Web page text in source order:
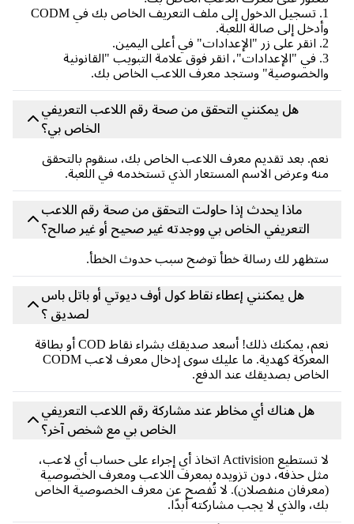
1. تسجيل الدخول إلى ملف التعريف الخاص بك في CODM
إلى صالة اللعبة.
3. في "الإعدادات"، انقر فوق علامة التبويب "القانونية
وستجد معرف اللاعب الخاص بك.
هل يمكنني التحقق من صحة رقم اللاعب التعريفي
الخاص بي؟
بعد تقديم معرف اللاعب الخاص بك، سنقوم بالتحقق
وعرض الاسم المستعار الذي تستخدمه في اللعبة.
ماذا يحدث إذا حاولت التحقق من صحة رقم اللاعب
التعريفي الخاص بي ووجدته غير صحيح أو غير صالح؟
لك رسالة خطأ توضح سبب حدوث الخطأ.
هل يمكنني إعطاء نقاط كول أوف ديوتي أو باتل باس
لصديق ؟
نعم، يمكنك ذلك! أسعد صديقك بشراء نقاط COD أو بطاقة
المعركة كهدية. ما عليك سوى إدخال معرف لاعب CODM
بصديقك عند الدفع.
هل هناك أي مخاطر عند مشاركة رقم اللاعب التعريفي
الخاص بي مع شخص آخر؟
لا تستطيع Activision اتخاذ أي إجراء على حساب أي لاعب،
حذفه، دون تزويده بمعرف اللاعب ومعرف الخصوصية
منفصلان). لا تُفصح عن معرف الخصوصية الخاص
والذي لا يجب مشاركته أبدًا.